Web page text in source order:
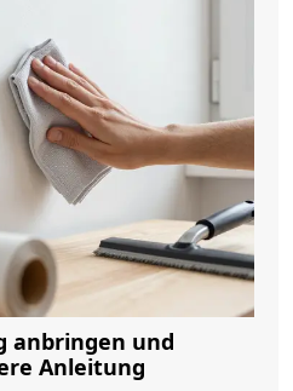
anbringen und
Anleitung